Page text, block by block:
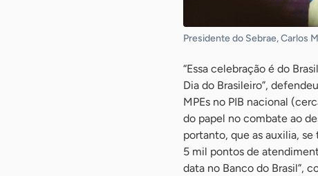
Presidente do Sebrae, Carlos
“Essa celebração é do
Dia do Brasileiro”,
MPEs no PIB nacional
do papel no combate ao
portanto, que as auxilia,
5 mil pontos de
data no Banco do Brasil”,